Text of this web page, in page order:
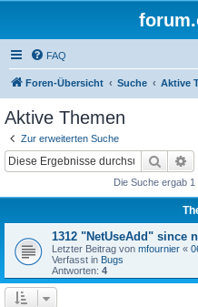
FAQ
Foren-Übersicht Suche Aktive
Aktive Themen
Zur erweiterten Suche
Suche
Die Suche ergab 1
1312 "NetUseAdd" since
Letzter Beitrag von mfournier «
Verfasst in Bugs
Antworten: 4